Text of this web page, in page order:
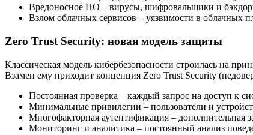
Вредоносное ПО – вирусы, шифровальщики и
Взлом облачных сервисов – уязвимости в облачных
Zero Trust Security: новая модель защиты
Классическая модель кибербезопасности строилась на
Взамен ему приходит концепция Zero Trust Security
Постоянная проверка – каждый запрос на доступ к
Минимальные привилегии – пользователи и
Многофакторная аутентификация – дополнительная
Мониторинг и аналитика – постоянный анализ